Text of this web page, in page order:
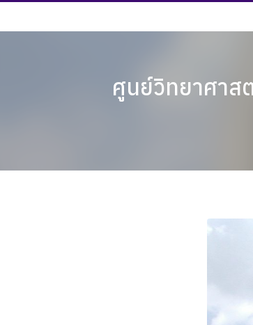
to
ศูนย์วิทยาศาส